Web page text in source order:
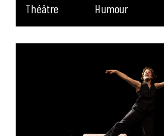
Théâtre Humour